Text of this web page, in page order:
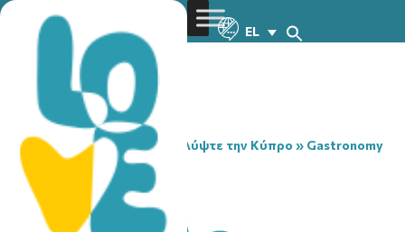
EL
You are here:Home» Ανακαλύψτε την Κύπρο » Gastronomy
» RAFTIS TAVERN
RAFTIS TAVERN